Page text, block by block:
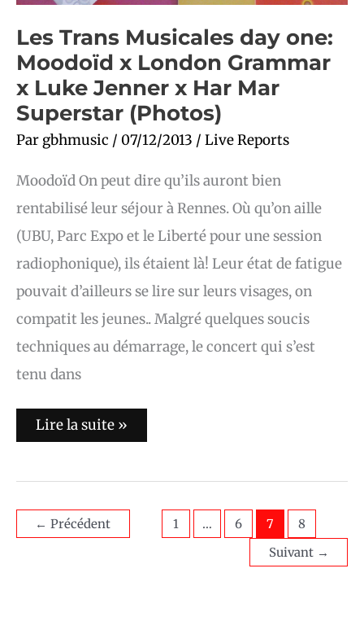
Les Trans Musicales day one:
Moodoïd x London Grammar
x Luke Jenner x Har Mar
Superstar (Photos)
Par gbhmusic / 07/12/2013 / Live Reports
Moodoïd On peut dire qu’ils auront bien
rentabilisé leur séjour à Rennes. Où qu’on aille
(UBU, Parc Expo et le Liberté pour une session
radiophonique), ils étaient là! Leur état de fatigue
pouvait d’ailleurs se lire sur leurs visages, on
compatit les jeunes.. Malgré quelques soucis
techniques au démarrage, le concert qui s’est
tenu dans
Lire la suite »
← Précédent 1 … 6 7
8
Suivant →